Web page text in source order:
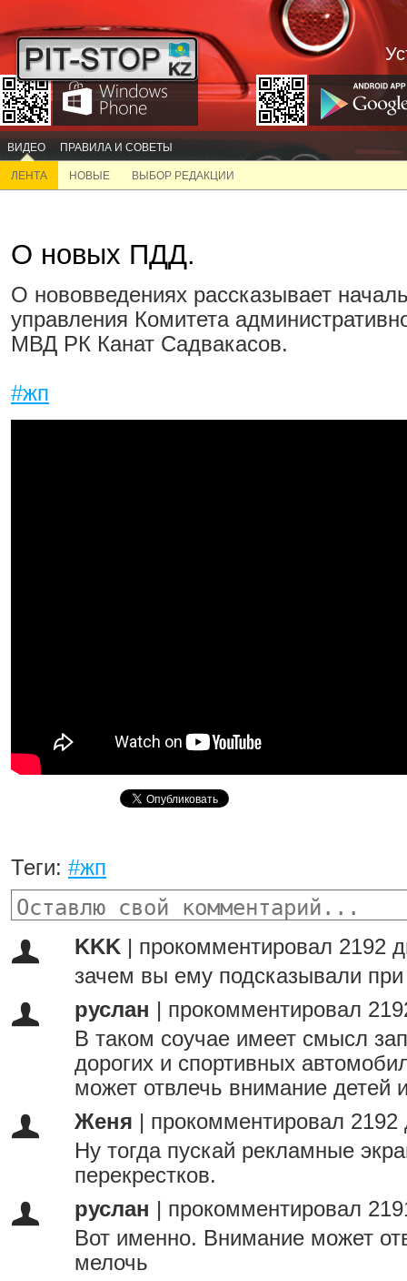
ВИДЕО ПРАВИЛА И СОВЕТЫ
ЛЕНТА НОВЫЕ ВЫБОР РЕДАКЦИИ
О новых ПДД.
О нововведениях рассказывает
управления Комитета
МВД РК Канат Садвакасов.
#жп
Теги: #жп
KKK
прокомментировал 2192
зачем вы ему подсказывали при
руслан
прокомментировал
В таком соучае имеет смысл
дорогих и спортивных
может отвлечь внимание детей
Женя
прокомментировал 2192
Ну тогда пускай рекламные
перекрестков.
руслан
прокомментировал
Вот именно. Внимание может
мелочь